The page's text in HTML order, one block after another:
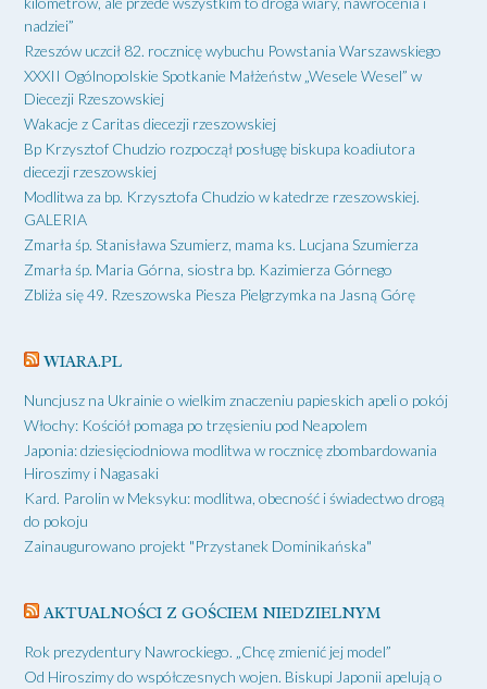
nadziei”
Rzeszów uczcił 82. rocznicę wybuchu Powstania Warszawskiego
XXXII Ogólnopolskie Spotkanie Małżeństw „Wesele Wesel” w
Diecezji Rzeszowskiej
Wakacje z Caritas diecezji rzeszowskiej
Bp Krzysztof Chudzio rozpoczął posługę biskupa koadiutora
diecezji rzeszowskiej
Modlitwa za bp. Krzysztofa Chudzio w katedrze rzeszowskiej.
GALERIA
Zmarła śp. Stanisława Szumierz, mama ks. Lucjana Szumierza
Zmarła śp. Maria Górna, siostra bp. Kazimierza Górnego
Zbliża się 49. Rzeszowska Piesza Pielgrzymka na Jasną Górę
WIARA.PL
Nuncjusz na Ukrainie o wielkim znaczeniu papieskich apeli o pokój
Włochy: Kościół pomaga po trzęsieniu pod Neapolem
Japonia: dziesięciodniowa modlitwa w rocznicę zbombardowania
Hiroszimy i Nagasaki
Kard. Parolin w Meksyku: modlitwa, obecność i świadectwo drogą
do pokoju
Zainaugurowano projekt "Przystanek Dominikańska"
AKTUALNOŚCI Z GOŚCIEM NIEDZIELNYM
Rok prezydentury Nawrockiego. „Chcę zmienić jej model”
Od Hiroszimy do współczesnych wojen. Biskupi Japonii apelują o